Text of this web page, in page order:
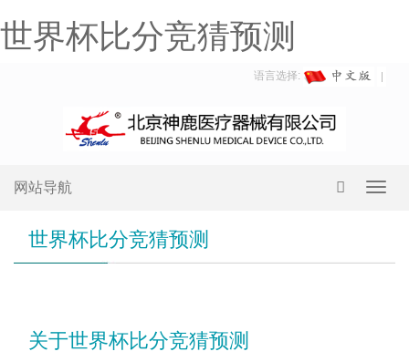
世界杯比分竞猜预测
语言选择:
网站导航
世界杯比分竞猜预测
关于世界杯比分竞猜预测